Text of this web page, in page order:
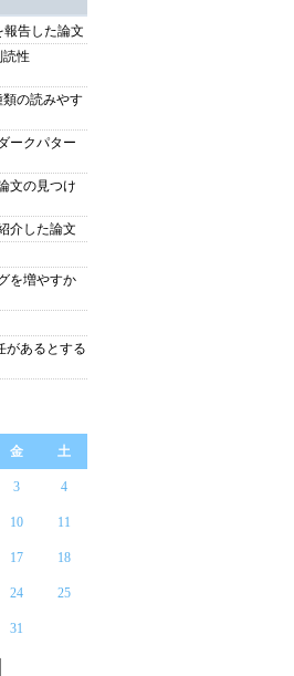
報告した論文
読性
の読みやす
ークパター
文の見つけ
介した論文
を増やすか
があるとする
金 土
3 4
10 11
17 18
24 25
31